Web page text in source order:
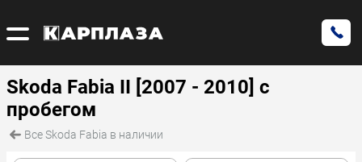
Skoda Fabia II [2007 - 2010] с
пробегом
Все Skoda Fabia в наличии